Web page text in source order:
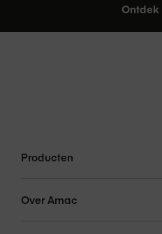
Ontdek
Producten
Over Amac